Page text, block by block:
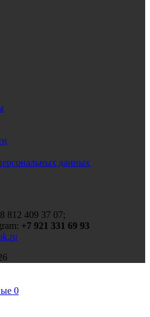
данных
8 812 409 37 07;
+7 921 331 69 93
0